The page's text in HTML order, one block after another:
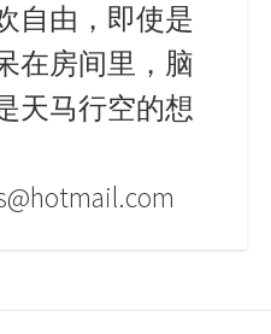
自由，即使是
在房间里，脑
天马行空的想